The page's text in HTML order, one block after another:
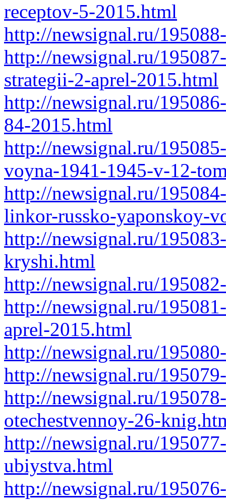
receptov-5-2015.html
http://newsignal.ru/
http://newsignal.ru/
strategii-2-aprel-2015.html
http://newsignal.ru/
84-2015.html
http://newsignal.ru/
voyna-1941-1945-v-12-
http://newsignal.ru/
linkor-russko-yaponskoy-
http://newsignal.ru/
kryshi.html
http://newsignal.ru/
http://newsignal.ru/
aprel-2015.html
http://newsignal.ru/
http://newsignal.ru/
http://newsignal.ru/
otechestvennoy-26-
http://newsignal.ru/
ubiystva.html
http://newsignal.ru/